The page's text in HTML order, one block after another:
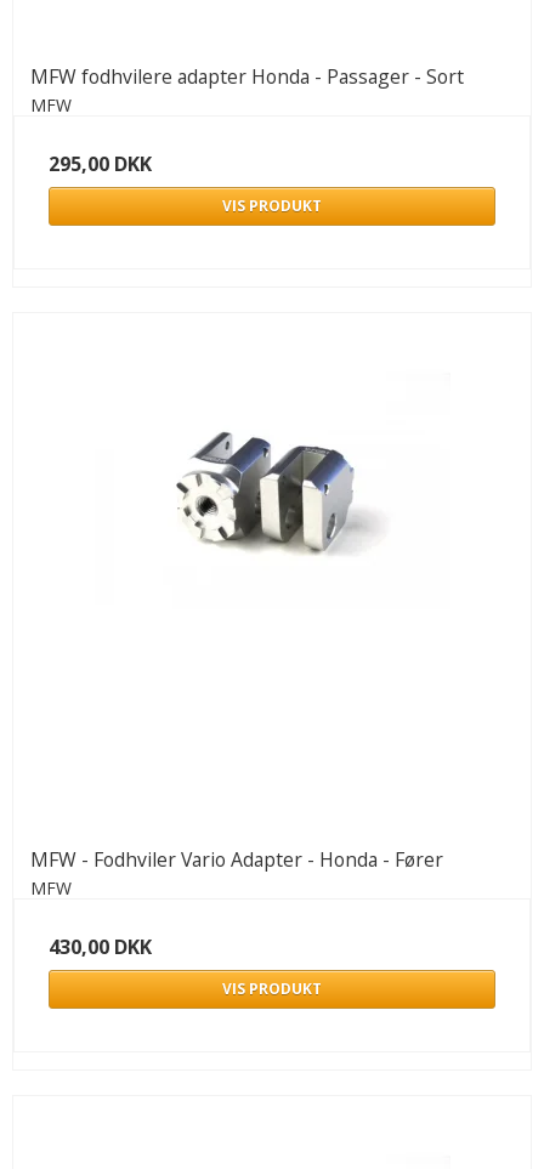
MFW fodhvilere adapter Honda - Passager - Sort
MFW
295,00 DKK
VIS PRODUKT
MFW - Fodhviler Vario Adapter - Honda - Fører
MFW
430,00 DKK
VIS PRODUKT